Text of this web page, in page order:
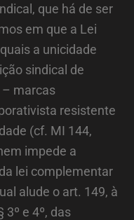
que há de ser
em que a Lei
a unicidade
sindical de
– marcas
resistente
(cf. MI 144,
impede a
lei complementar
alude o art. 149, à
e 4º, das